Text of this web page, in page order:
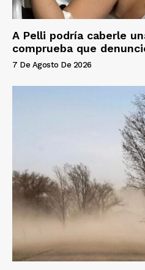
A Pelli podría caberle
comprueba que
7 De Agosto De 2026